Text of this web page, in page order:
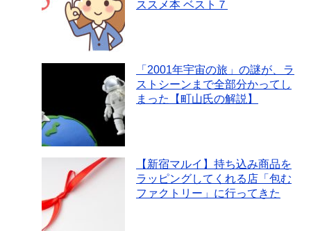
ススメ本 ベスト７
「2001年宇宙の旅」の謎が、ラ
ストシーンまで全部分かってし
まった【町山氏の解説】
【新宿マルイ】持ち込み商品を
ラッピングしてくれる店「包む
ファクトリー」に行ってきた